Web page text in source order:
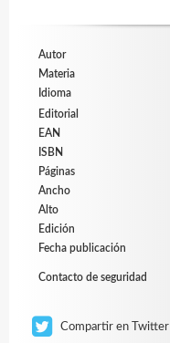
Autor
Materia
Idioma
Editorial
EAN
ISBN
Páginas
Ancho
Alto
Edición
Fecha publicación
Contacto de seguridad
Compartir en Twitter